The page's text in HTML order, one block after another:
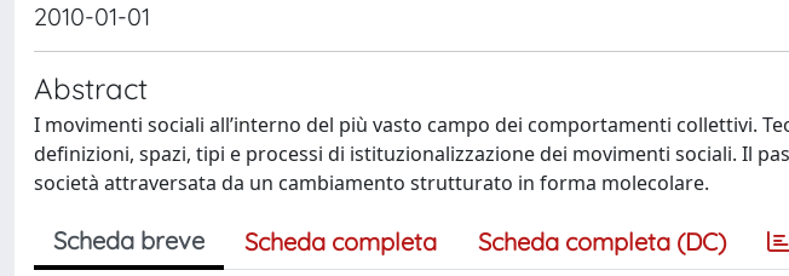
2010-01-01
Abstract
I movimenti sociali all’interno del più vasto campo dei comportamenti collettivi.
definizioni, spazi, tipi e processi di istituzionalizzazione dei movimenti sociali. Il
società attraversata da un cambiamento strutturato in forma molecolare.
Scheda breve Scheda completa Scheda completa (DC)